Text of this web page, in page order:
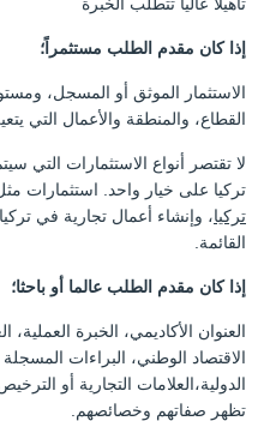
إذا كان مقدم الطلب مستثمراً؛
الاستثمار الموثق أو المسجل،
القطاع، والمنطقة والأعمال التي
لا تقتصر أنواع الاستثمارات التي
تركيا على خيار واحد. استثمارات
تركيا، وإنشاء أعمال تجارية في
القائمة.
إذا كان مقدم الطلب عالما أو باحثا؛
العنوان الأكاديمي، الخبرة
الاقتصاد الوطني، البراءات
الدولية،العلامات التجارية أو
تظهر صفاتهم وخصائصهم.